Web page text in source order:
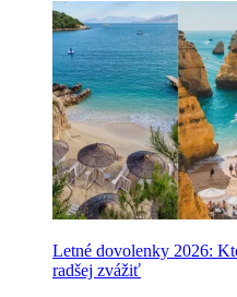
Letné dovolenky 2026:
radšej zvážiť